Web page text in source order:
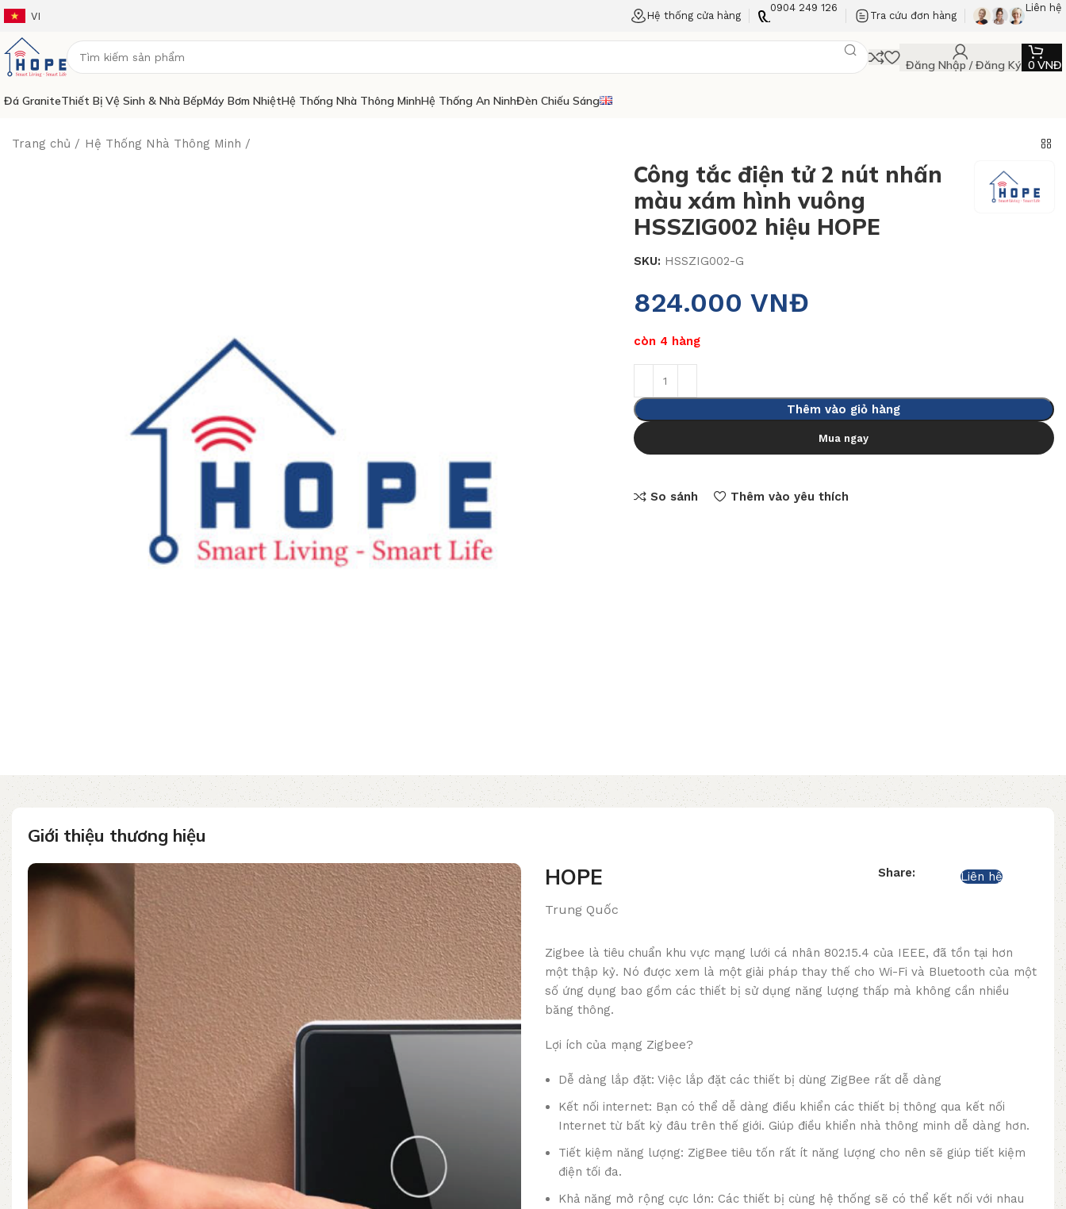
VI Hệ thống cửa hàng
0904 249 126
Tra cứu đơn hàng
Liên hệ
Đăng Nhập / Đăng Ký 0 VNĐ
Đá GraniteThiết Bị Vệ Sinh & Nhà BếpMáy Bơm NhiệtHệ Thống Nhà Thông MinhHệ Thống An NinhĐèn Chiếu Sáng
Trang chủ Hệ Thống Nhà Thông Minh
Công tắc điện tử 2 nút nhấn
màu xám hình vuông
HSSZIG002 hiệu HOPE
SKU: HSSZIG002-G
824.000 VNĐ
còn 4 hàng
Thêm vào giỏ hàng
Mua ngay
So sánh Thêm vào yêu thích
Giới thiệu thương hiệu
HOPE
Trung Quốc
Share: Liên hệ
Zigbee là tiêu chuẩn khu vực mạng lưới cá nhân 802.15.4 của IEEE, đã tồn tại hơn
một thập kỷ. Nó được xem là một giải pháp thay thế cho Wi-Fi và Bluetooth của một
số ứng dụng bao gồm các thiết bị sử dụng năng lượng thấp mà không cần nhiều
băng thông.
Lợi ích của mạng Zigbee?
Dễ dàng lắp đặt: Việc lắp đặt các thiết bị dùng ZigBee rất dễ dàng
Kết nối internet: Bạn có thể dễ dàng điều khiển các thiết bị thông qua kết nối
Internet từ bất kỳ đâu trên thế giới. Giúp điều khiển nhà thông minh dễ dàng hơn.
Tiết kiệm năng lượng: ZigBee tiêu tốn rất ít năng lượng cho nên sẽ giúp tiết kiệm
điện tối đa.
Khả năng mở rộng cực lớn: Các thiết bị cùng hệ thống sẽ có thể kết nối với nhau